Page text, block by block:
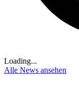
Loading...
Alle News ansehen